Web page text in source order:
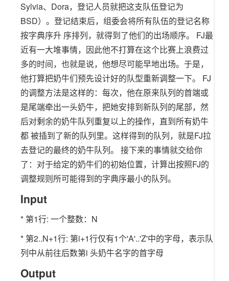
Sylvia、Dora，登记人员就把这支队伍登记为
BSD）。登记结束后，组委会将所有队伍的登记名称
按字典序升 序排列，就得到了他们的出场顺序。 FJ最
近有一大堆事情，因此他不打算在这个比赛上浪费过
多的时间，也就是说，他想尽可能早地出场。于是，
他打算把奶牛们预先设计好的队型重新调整一下。 FJ
的调整方法是这样的：每次，他在原来队列的首端或
是尾端牵出一头奶牛，把她安排到新队列的尾部，然
后对剩余的奶牛队列重复以上的操作，直到所有奶牛
都 被插到了新的队列里。这样得到的队列，就是FJ拉
去登记的最终的奶牛队列。 接下来的事情就交给你
了：对于给定的奶牛们的初始位置，计算出按照FJ的
调整规则所可能得到的字典序最小的队列。
Input
* 第1行: 一个整数：N
* 第2..N+1行: 第i+1行仅有1个'A'..'Z'中的字母，表示队
列中从前往后数第i 头奶牛名字的首字母
Output